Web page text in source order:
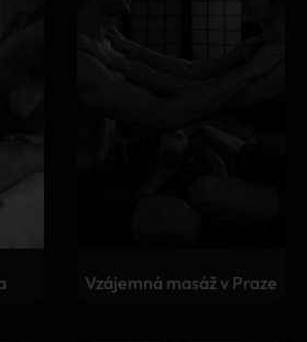
Vzájemná masáž v Praze